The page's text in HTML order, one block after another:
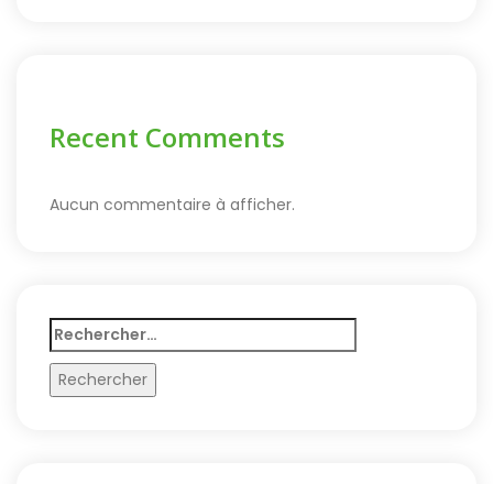
Recent Comments
Aucun commentaire à afficher.
Rechercher :